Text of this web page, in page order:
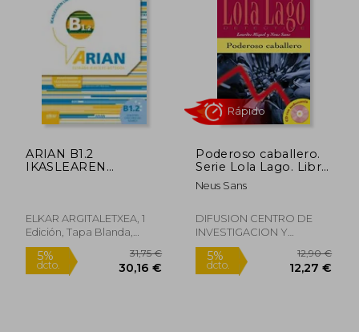
5%
dcto.
24,30 €
23,09 €
5%
dcto.
ARIAN B1.2
IKASLEAREN
ELKAR ARGITALETXEA, 1
Edición, Tapa Blanda,
Nuevo
Poderoso caballero.
Serie Lola Lago. Libro
+ CD (Ele- Lecturas
Gradu.Adultos)
Neus Sans
DIFUSION CENTRO DE
INVESTIGACION Y
PUBLICACIONES DE
IDIOMAS S.L., Tapa
Blanda, Nuevo